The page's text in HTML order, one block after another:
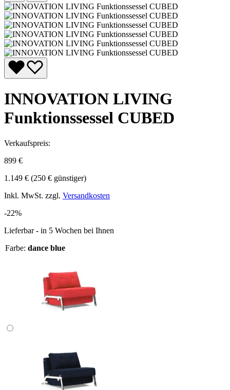
INNOVATION LIVING
Funktionssessel CUBED
Verkaufspreis:
899 €
1.149 € (250 € günstiger)
Inkl. MwSt. zzgl. Versandkosten
-22%
Lieferbar - in 5 Wochen bei Ihnen
Farbe: dance blue